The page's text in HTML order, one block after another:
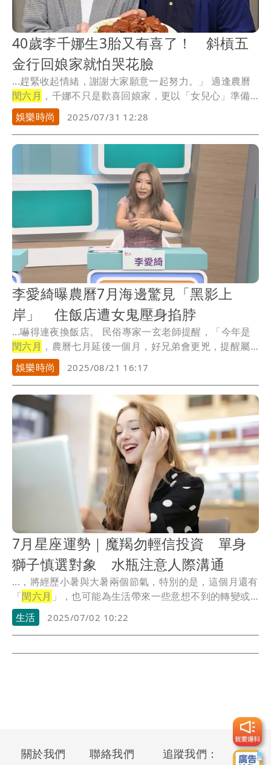
40歲李千娜生3胎又有喜了！ 斜槓五
金行回娘家就怕哭花臉
...趕緊收起情緒，謝謝大家願意一起努力。」 適逢農曆
閏六月 ，千娜不只是歡喜回娘家，更以「女兒心」準備
了...
娛樂時尚 2025/07/31 12:28
李愛綺曝農曆7月海邊驚見「黑影上
岸」 住飯店遭女鬼壓身掐脖
...嚇得連夜換飯店。 民俗專家一玄老師提醒，「今年是
閏六月 ，農曆七月延後一個月，好兄弟會更兇，提醒屬
蛇...
娛樂時尚 2025/08/21 16:17
7月星座運勢｜魔羯勿輕信投資 單身
獅子慎選對象 水瓶注意人際溝通
...，將經歷小暑與大暑兩個節氣，特別的是，這個月還有
「閏六月 」，也可能為生活帶來一些意想不到的轉變或
延續...
生活 2025/07/02 10:22
關於我們 聯絡我們 追蹤我們：